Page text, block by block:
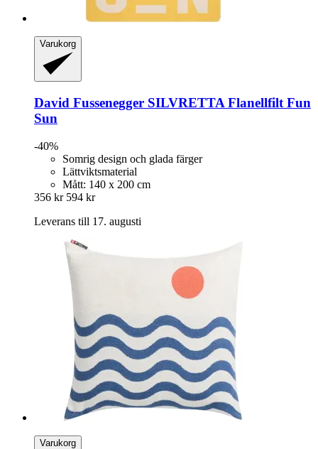
Varukorg
David Fussenegger SILVRETTA Flanellfilt Fun
Sun
-40%
Somrig design och glada färger
Lättviktsmaterial
Mått: 140 x 200 cm
356 kr 594 kr
Leverans till 17. augusti
Varukorg